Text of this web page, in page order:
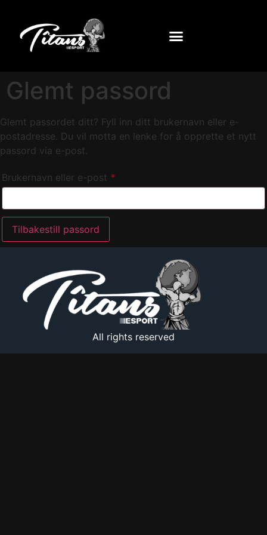
Glemt passord
Glemt passordet ditt? Fyll inn ditt brukernavn eller e-
postadresse. Du vil motta en lenke for å opprette et nytt
passord via e-post.
Brukernavn eller e-post *
Tilbakestill passord
All rights reserved